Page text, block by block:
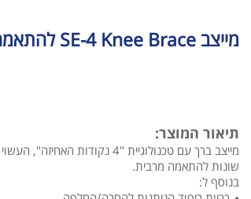
מייצב SE-4 Knee Brace להתאמה מרבית מבית DJO
תיאור המוצר:
שונות להתאמה מרבית.
בנוסף ל: